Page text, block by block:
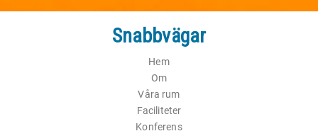
Snabbvägar
Hem
Om
Våra rum
Faciliteter
Konferens